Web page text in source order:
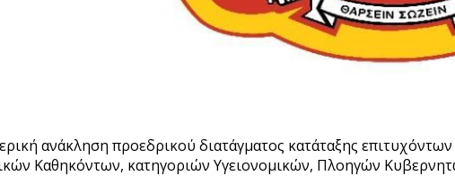
ανάκληση προεδρικού διατάγματος κατάταξης
Καθηκόντων, κατηγοριών Υγειονομικών, Πλοηγών